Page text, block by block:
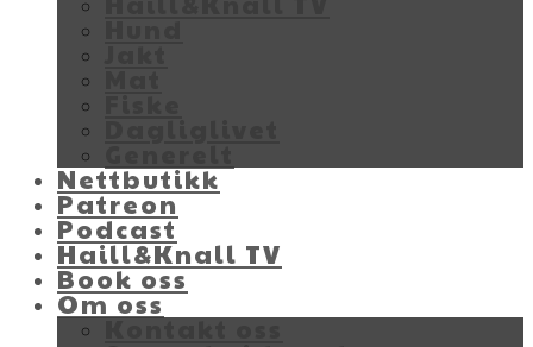
Nettbutikk
Patreon
Podcast
Haill&Knall TV
Book oss
Om oss
Kontakt oss